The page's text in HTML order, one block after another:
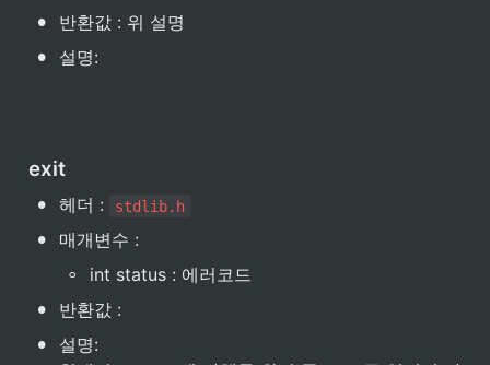
• 반환값 : 위 설명
• 설명:
exit
• 헤더 : stdlib.h
• 매개변수 :
◦ int status : 에러코드
• 반환값 :
•
설명: